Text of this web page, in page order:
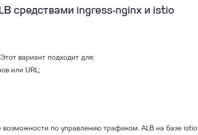
средствами ingress-nginx и istio
вариант подходит для:
или URL;
по управлению трафиком. ALB на базе istio